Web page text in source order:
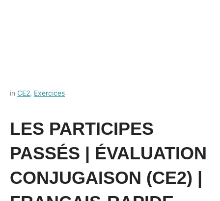
Posted
juillet
by
in CE2, Exercices
LES PARTICIPES
PASSÉS | ÉVALUATION
CONJUGAISON (CE2) |